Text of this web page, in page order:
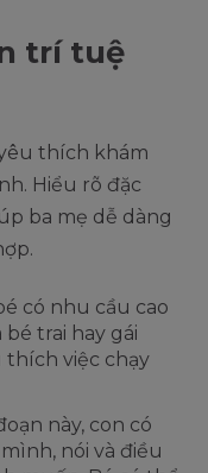
trí tuệ
thích khám
Hiểu rõ đặc
ba mẹ dễ dàng
có nhu cầu cao
trai hay gái
thích việc chạy
này, con có
nói và điều